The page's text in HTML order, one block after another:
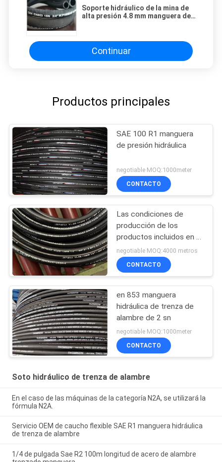
Soporte hidráulico de la mina de
alta presión 4.8 mm manguera de
Continuar
Productos principales
SAE 100 R1 manguera
de presión hidráulica
negotiable MOQ:1000meter
CONTACTO
Las condiciones de
producción de los
productos incluidos en el
presente anexo son las
siguientes:
negotiable MOQ:4000 metros
CONTACTO
en 853 manguera
hidráulica de trenza de
alambre de 2 sn
negotiable MOQ:1000meter
CONTACTO
Soto hidráulico de trenza de alambre
En el caso de las máquinas de la categoría N2A, se utilizará la
fórmula N2A.
Servicio OEM de caucho flexible SAE R1 manguera hidráulica
de trenza de alambre
1/4 de pulgada Sae R2 100m longitud de acero de alambre